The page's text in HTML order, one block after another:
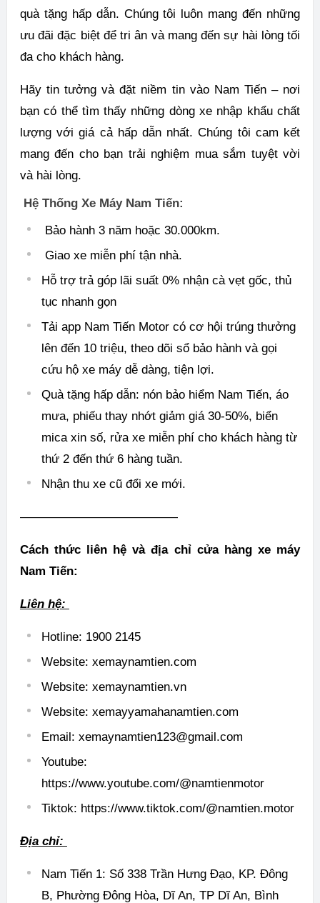
quà tặng hấp dẫn. Chúng tôi luôn mang đến những
ưu đãi đặc biệt để tri ân và mang đến sự hài lòng tối
đa cho khách hàng.
Hãy tin tưởng và đặt niềm tin vào Nam Tiến – nơi
bạn có thể tìm thấy những dòng xe nhập khẩu chất
lượng với giá cả hấp dẫn nhất. Chúng tôi cam kết
mang đến cho bạn trải nghiệm mua sắm tuyệt vời
và hài lòng.
Hệ Thống Xe Máy Nam Tiến:
Bảo hành 3 năm hoặc 30.000km.
Giao xe miễn phí tận nhà.
Hỗ trợ trả góp lãi suất 0% nhận cà vẹt gốc, thủ
tục nhanh gọn
Tải app Nam Tiến Motor có cơ hội trúng thưởng
lên đến 10 triệu, theo dõi sổ bảo hành và gọi
cứu hộ xe máy dễ dàng, tiện lợi.
Quà tặng hấp dẫn: nón bảo hiểm Nam Tiến, áo
mưa, phiếu thay nhớt giảm giá 30-50%, biển
mica xin số, rửa xe miễn phí cho khách hàng từ
thứ 2 đến thứ 6 hàng tuần.
Nhận thu xe cũ đổi xe mới.
—————————————
Cách thức liên hệ và địa chỉ cửa hàng xe máy
Nam Tiến:
Liên hệ:
Hotline: 1900 2145
Website: xemaynamtien.com
Website: xemaynamtien.vn
Website: xemayyamahanamtien.com
Email: xemaynamtien123@gmail.com
Youtube:
https://www.youtube.com/@namtienmotor
Tiktok: https://www.tiktok.com/@namtien.motor
Địa chỉ:
Nam Tiến 1: Số 338 Trần Hưng Đạo, KP. Đông
B, Phường Đông Hòa, Dĩ An, TP Dĩ An, Bình